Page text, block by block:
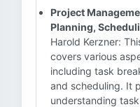
Project
Planning,
Harold Kerzner:
covers various
including task
and scheduling. It
understanding